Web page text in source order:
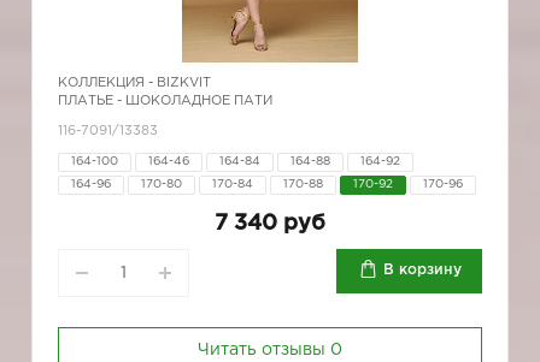
КОЛЛЕКЦИЯ - BIZKVIT
ПЛАТЬЕ - ШОКОЛАДНОЕ ПАТИ
116-7091/13383
164-100 164-46 164-84 164-88 164-92
164-96 170-80 170-84 170-88 170-92 170-96
7 340 руб
В корзину
Читать отзывы 0